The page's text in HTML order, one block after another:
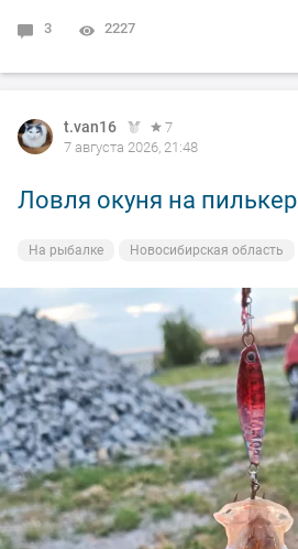
3 2227
t.van16
7
7 августа 2026, 21:48
Ловля окуня на пилькер
На рыбалке Новосибирская область